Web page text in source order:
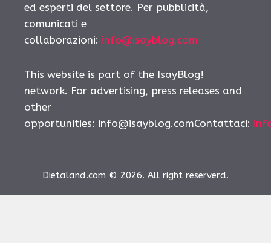
ed esperti del settore. Per pubblicità,
comunicati e
collaborazioni: info@isayblog.com
This website is part of the IsayBlog!
network. For advertising, press releases and
other
opportunities: info@isayblog.comContattaci:
Dietaland.com © 2026. All right reserverd.